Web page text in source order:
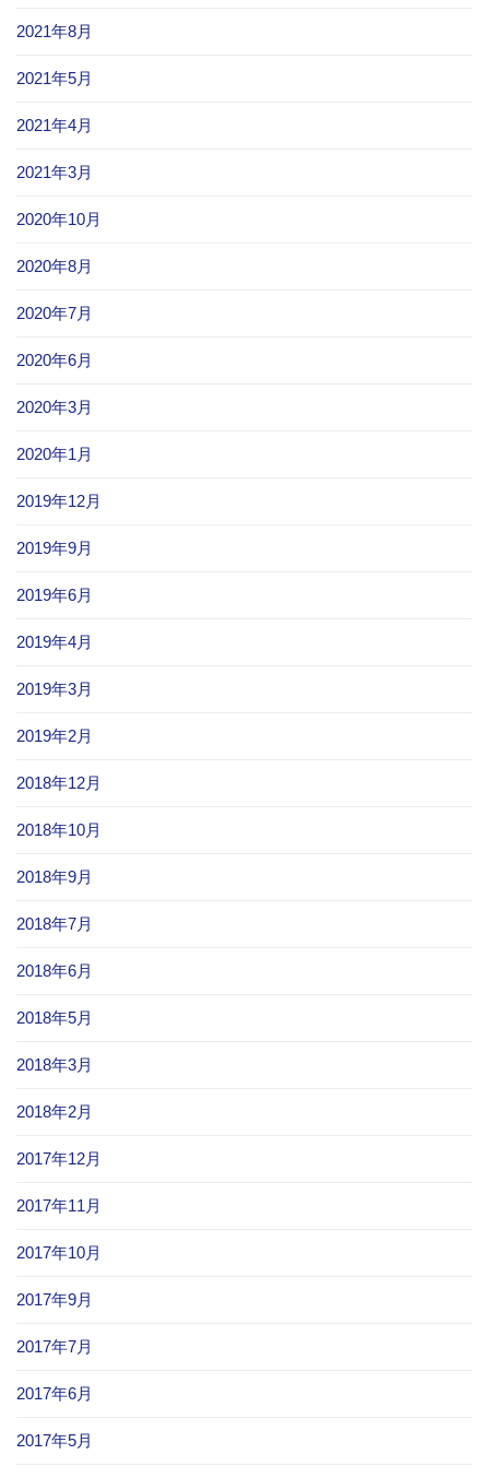
2021年8月
2021年5月
2021年4月
2021年3月
2020年10月
2020年8月
2020年7月
2020年6月
2020年3月
2020年1月
2019年12月
2019年9月
2019年6月
2019年4月
2019年3月
2019年2月
2018年12月
2018年10月
2018年9月
2018年7月
2018年6月
2018年5月
2018年3月
2018年2月
2017年12月
2017年11月
2017年10月
2017年9月
2017年7月
2017年6月
2017年5月